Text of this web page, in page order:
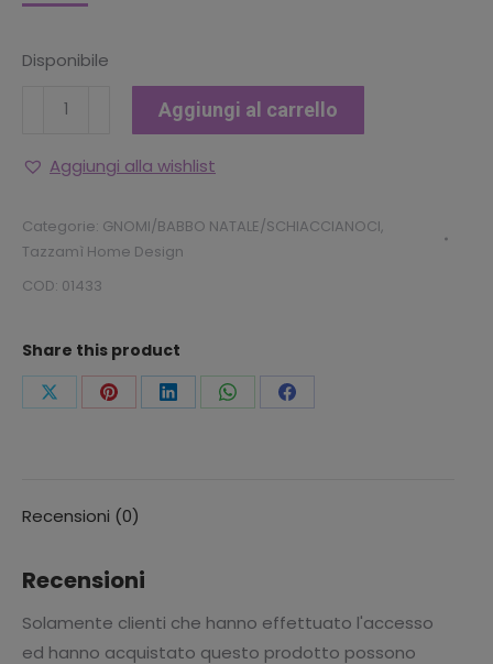
Disponibile
SCHIACCIANOCI
30
COLORI
ASSORTITI
quantità
Aggiungi al carrello
Aggiungi alla wishlist
Categorie: GNOMI/BABBO NATALE/SCHIACCIANOCI,
Tazzamì Home Design
COD: 01433
Share this product
CondividiCondividiCondividiCondividiCondividi
Recensioni (0)
Recensioni
Solamente clienti che hanno effettuato l'accesso
ed hanno acquistato questo prodotto possono